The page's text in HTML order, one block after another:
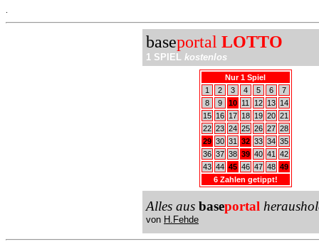
baseportal LOTTO
1 SPIEL kostenlos
Nur 1 Spiel
1
2 3 4 5 6
7
8
9 10 11 12 13
14
15
16 17 18 19 20 21
22 23 24 25 26 27 28
29 30 31 32 33 34 35
36 37 38 39 40 41
42
43 44 45 46 47 48 49
6 Zahlen getippt!
Alles aus baseportal
von H.Fehde